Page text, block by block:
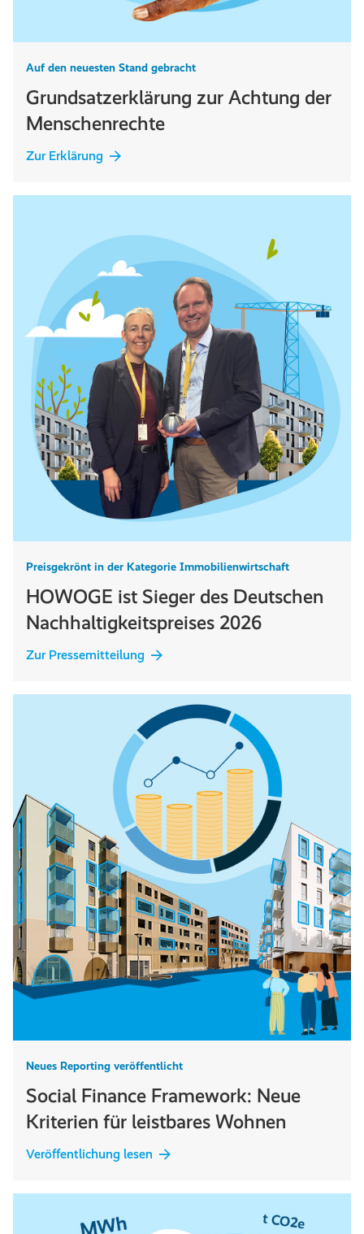
Auf den neuesten Stand gebracht
Grundsatzerklärung zur Achtung der
Menschenrechte
Zur Erklärung
Preisgekrönt in der Kategorie Immobilienwirtschaft
HOWOGE ist Sieger des Deutschen
Nachhaltigkeitspreises 2026
Zur Pressemitteilung
Neues Reporting veröffentlicht
Social Finance Framework: Neue
Kriterien für leistbares Wohnen
Veröffentlichung lesen